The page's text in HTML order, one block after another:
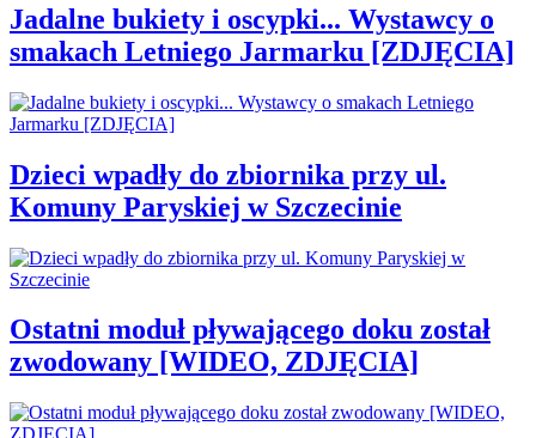
Jadalne bukiety i oscypki... Wystawcy o
smakach Letniego Jarmarku [ZDJĘCIA]
Dzieci wpadły do zbiornika przy ul.
Komuny Paryskiej w Szczecinie
Ostatni moduł pływającego doku został
zwodowany [WIDEO, ZDJĘCIA]